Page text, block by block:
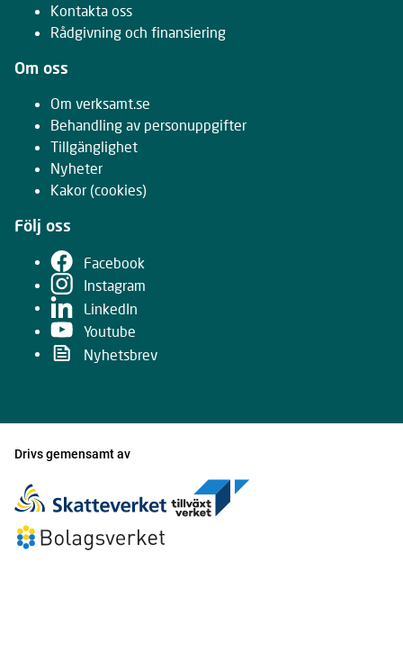
Kontakta oss
Rådgivning och finansiering
Om oss
Om verksamt.se
Behandling av personuppgifter
Tillgänglighet
Nyheter
Kakor (cookies)
Följ oss
Facebook
Instagram
LinkedIn
Youtube
Nyhetsbrev
Drivs gemensamt av